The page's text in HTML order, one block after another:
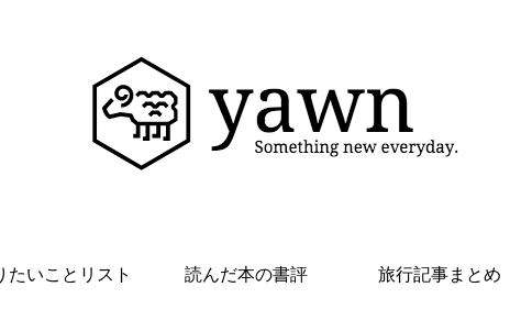
たいことリスト 読んだ本の書評 旅行記事まとめ